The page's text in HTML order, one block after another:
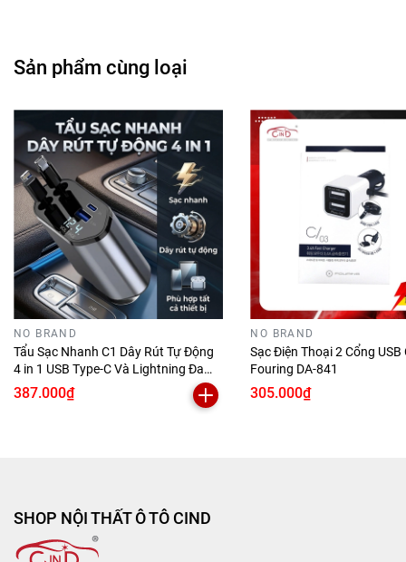
USB: 5V 2.4A 10W
điện thoại, máy tính bảng và các thiết bị số khác.
Sản phẩm cùng loại
NO BRAND
Tẩu Sạc Nhanh C1 Dây Rút Tự Động
4 in 1 USB Type-C Và Lightning Đa
Năng Vỏ Hợp Kim Cao Cấp
387.000₫
NO BRAND
Sạc Điện Thoại 2 Cổng USB
Fouring DA-841
305.000₫
SHOP NỘI THẤT Ô TÔ CIND